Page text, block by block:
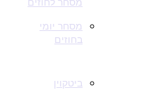
מסחר לחוזים
מסחר יומי
בחוזים
ביטקוין